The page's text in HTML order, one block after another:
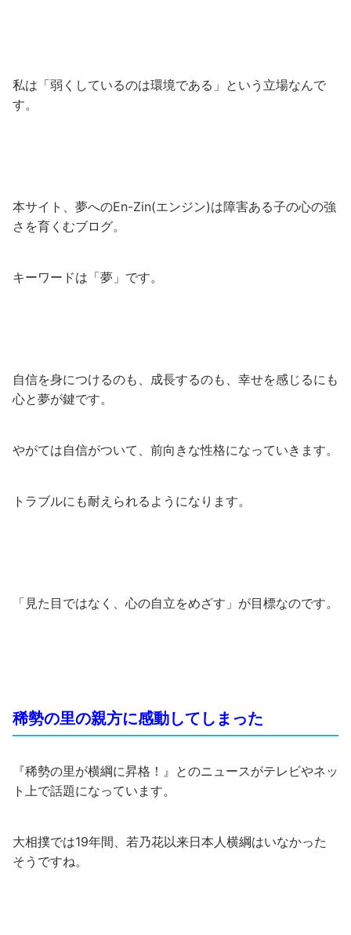
私は「弱くしているのは環境である」という立場なんで
す。
本サイト、夢へのEn-Zin(エンジン)は障害ある子の心の強
さを育くむブログ。
キーワードは「夢」です。
自信を身につけるのも、成長するのも、幸せを感じるにも
心と夢が鍵です。
やがては自信がついて、前向きな性格になっていきます。
トラブルにも耐えられるようになります。
「見た目ではなく、心の自立をめざす」が目標なのです。
稀勢の里の親方に感動してしまった
『稀勢の里が横綱に昇格！』とのニュースがテレビやネッ
ト上で話題になっています。
大相撲では19年間、若乃花以来日本人横綱はいなかった
そうですね。